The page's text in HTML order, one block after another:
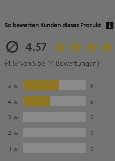
So bewerten Kunden dieses Produkt
4.57
(4.57 von 5 bei 14 Bewertungen)
5
8
4
6
3
0
2
0
1
0